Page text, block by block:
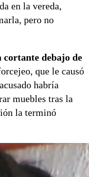
en la vereda,
pero no
cortante debajo de
que le causó
habría
muebles tras la
la terminó